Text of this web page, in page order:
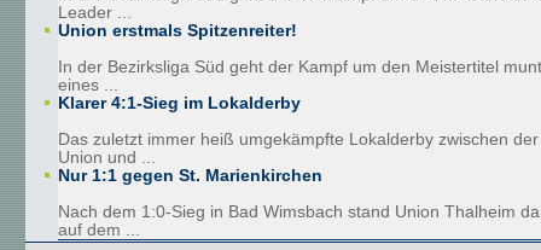
Leader ...
Union erstmals Spitzenreiter!
In der Bezirksliga Süd geht der Kampf um den Meistertitel
eines ...
Klarer 4:1-Sieg im Lokalderby
Das zuletzt immer heiß umgekämpfte Lokalderby zwischen
Union und ...
Nur 1:1 gegen St. Marienkirchen
Nach dem 1:0-Sieg in Bad Wimsbach stand Union Thalheim
auf dem ...